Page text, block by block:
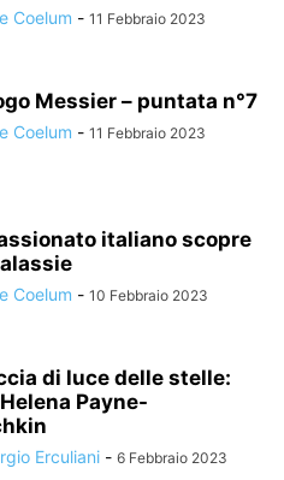
Coelum - 11 Febbraio 2023
Messier – puntata n°7
Coelum - 11 Febbraio 2023
italiano scopre
Coelum - 10 Febbraio 2023
di luce delle stelle:
Payne-
Erculiani - 6 Febbraio 2023